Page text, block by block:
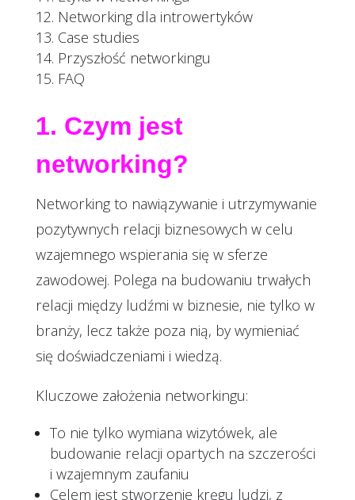
Networking dla introwertyków
Case studies
Przyszłość networkingu
FAQ
1. Czym jest
networking?
Networking to nawiązywanie i utrzymywanie
pozytywnych relacji biznesowych w celu
wzajemnego wspierania się w sferze
zawodowej. Polega na budowaniu trwałych
relacji między ludźmi w biznesie, nie tylko w
branży, lecz także poza nią, by wymieniać
się doświadczeniami i wiedzą.
Kluczowe założenia networkingu:
To nie tylko wymiana wizytówek, ale
budowanie relacji opartych na szczerości
i wzajemnym zaufaniu
Celem jest stworzenie kręgu ludzi, z